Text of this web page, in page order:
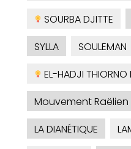
SOURBA DJITTE
SYLLA
SOULEMAN
EL-HADJI THIORNO
Mouvement Raëlien
LA DIANÉTIQUE